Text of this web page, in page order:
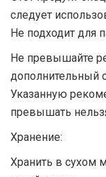
следует
Не подходит для
Не превышайте
дополнительный
Указанную
превышать
Хранение:
Хранить в сухом